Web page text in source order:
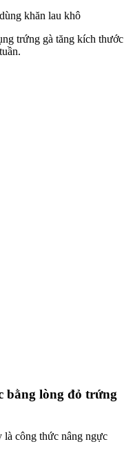
khăn lau khô
trứng gà tăng kích thước
bằng lòng đỏ trứng
là công thức nâng ngực